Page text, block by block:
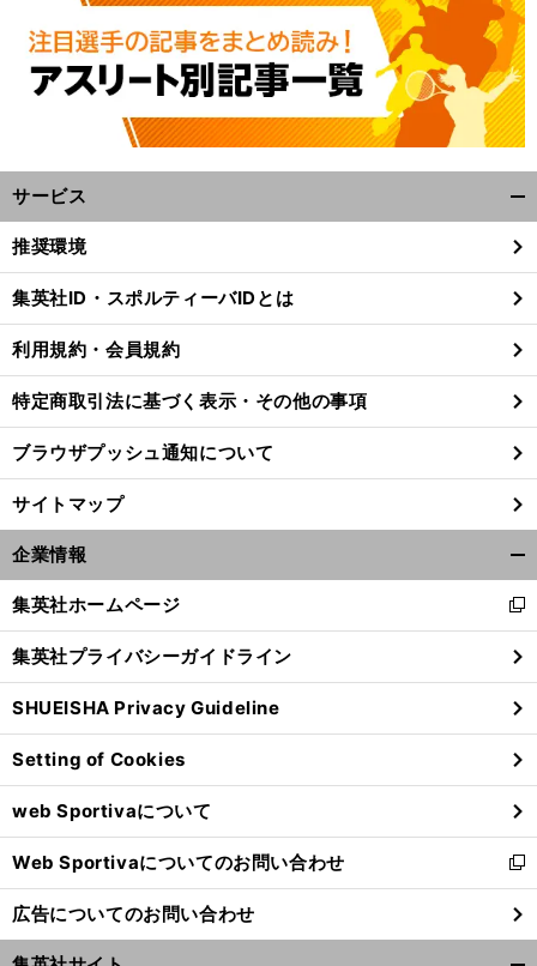
・
最
」
最
」
想
前
へ
サービス
閉
る
推奨環境
集英社ID・スポルティーバIDとは
利用規約・会員規約
特定商取引法に基づく表示・その他の事項
ブラウザプッシュ通知について
サイトマップ
企業情報
閉
る
集英社ホームページ
新
し
い
ウ
ィ
ン
ド
ウ
で
開
く
集英社プライバシーガイドライン
SHUEISHA Privacy Guideline
Setting of Cookies
web Sportivaについて
Web Sportivaについてのお問い合わせ
新
し
い
ウ
広告についてのお問い合わせ